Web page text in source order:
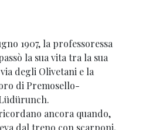
1907, la professoressa
la sua vita tra la sua
degli Olivetani e la
di Premosello-
ancora quando,
dal treno con scarponi,